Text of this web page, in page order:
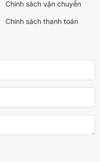
Chính sách vận chuyển
Chính sách thanh toán